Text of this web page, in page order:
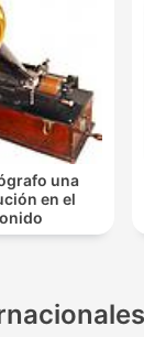
una
en el